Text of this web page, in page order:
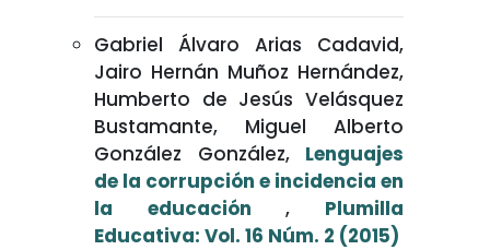
Gabriel Álvaro Arias Cadavid,
Jairo Hernán Muñoz Hernández,
Humberto de Jesús Velásquez
Bustamante, Miguel Alberto
González González, Lenguajes
de la corrupción e incidencia en
la educación, Plumilla
Educativa: Vol. 16 Núm. 2 (2015)